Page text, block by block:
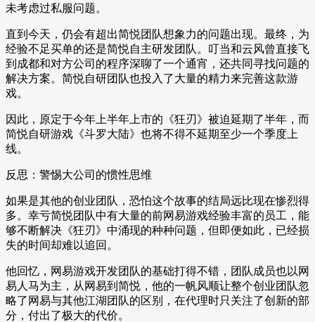
未考虑过私服问题。
直到今天，仍会有超出简悦团队想象力的问题出现。最终，为
经验不足买单的还是简悦自主研发团队。叮当和云风曾直接飞
到成都和对方公司的程序深聊了一个通宵，还共同寻找问题的
解决方案。简悦自研团队也投入了大量的精力来完善这款游
戏。
因此，原定于今年上半年上市的《狂刃》被迫延期了半年，而
简悦自研游戏《斗罗大陆》也将不得不延期至少一个季度上
线。
反思：警惕大公司的惯性思维
如果是其他的创业团队，恐怕这个故事的结局远比现在惨烈得
多。幸亏简悦团队中有大量的前网易游戏经验丰富的员工，能
够不断解决《狂刃》中涌现的种种问题，但即便如此，已经损
失的时间却难以追回。
他回忆，网易游戏开发团队的基础打得不错，团队成员也以网
易人马为主，从网易到简悦，他的一帆风顺让整个创业团队忽
略了网易与其他江湖团队的区别，在代理时只关注了创新的部
分，付出了极大的代价。